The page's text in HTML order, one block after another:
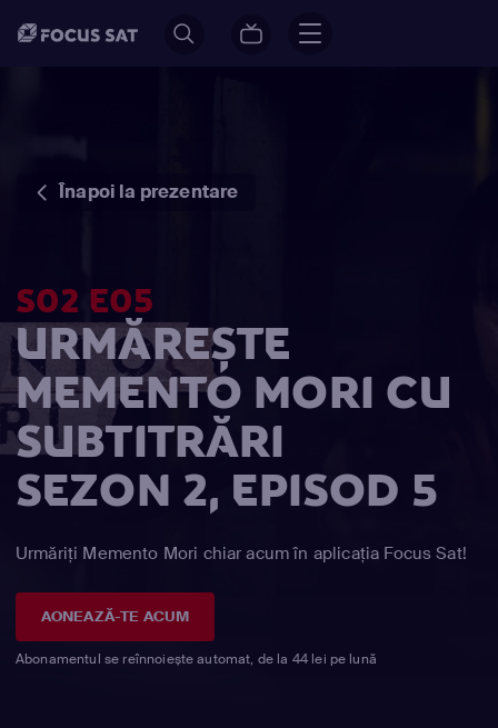
Înapoi la prezentare
S02 E05
URMĂREȘTE
MEMENTO MORI CU
SUBTITRĂRI
SEZON 2, EPISOD 5
Urmăriți Memento Mori chiar acum în aplicația Focus Sat!
AONEAZĂ-TE ACUM
Abonamentul se reînnoiește automat, de la 44 lei pe lună